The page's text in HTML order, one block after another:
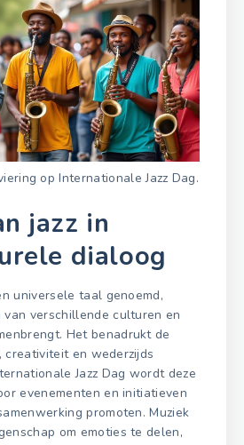
op Internationale Jazz Dag.
jazz in
dialoog
universele taal genoemd,
van verschillende culturen en
Het benadrukt de
creativiteit en wederzijds
Jazz Dag wordt deze
evenementen en initiatieven
promoten. Muziek
om emoties te delen,